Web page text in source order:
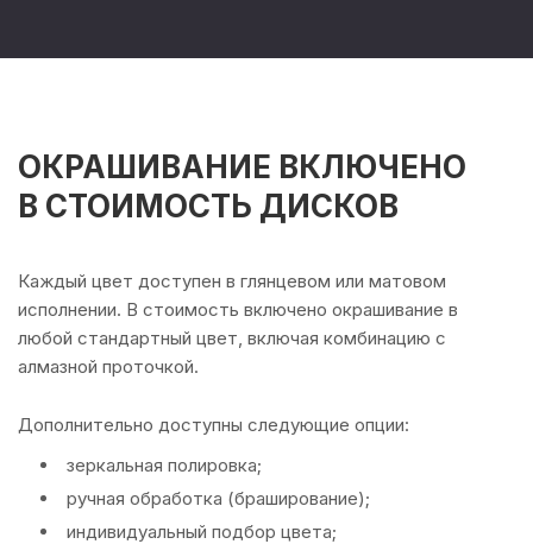
ОКРАШИВАНИЕ ВКЛЮЧЕНО
В СТОИМОСТЬ ДИСКОВ
Каждый цвет доступен в глянцевом или матовом
исполнении. В стоимость включено окрашивание в
любой стандартный цвет, включая комбинацию с
алмазной проточкой.
Дополнительно доступны следующие опции:
зеркальная полировка;
ручная обработка (браширование);
индивидуальный подбор цвета;